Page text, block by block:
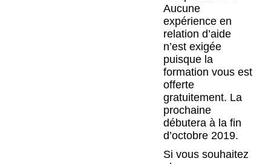
Aucune
expérience en
relation d’aide
n’est exigée
puisque la
formation vous est
offerte
gratuitement. La
prochaine
débutera à la fin
d’octobre 2019.
Si vous souhaitez